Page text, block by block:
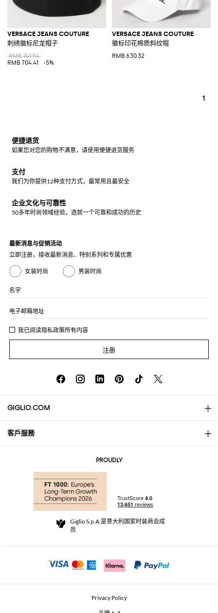
VERSACE JEANS COUTURE
刺绣徽标尼龙帽子
RMB 741.54
RMB 704.41
-5%
VERSACE JEANS COUTURE
徽标印花棉质斜纹帽
RMB 630.32
1
便捷退货
如果您对您的购物不满意，请使用便捷退货服务
支付
我们为你提供12种支付方式，最常用且最安全
企业文化与可靠性
50多年时尚领域经验，造就一个可靠和成功的历史
最新消息与促销活动
立即注册，接收最新消息、特别系列和专属优惠
女装时尚 男装时尚
名字
电子邮箱地址
我已阅读隐私政策所有内容
注册
GIGLIO.COM
About
Community Store
Beauty Seekers VIP Club
客戶服務
退货与退款
For a safe shopping experience
Security Communication
PROUDLY
Giglio S.p.A.是意大利国家时装商会成
员
Privacy Policy